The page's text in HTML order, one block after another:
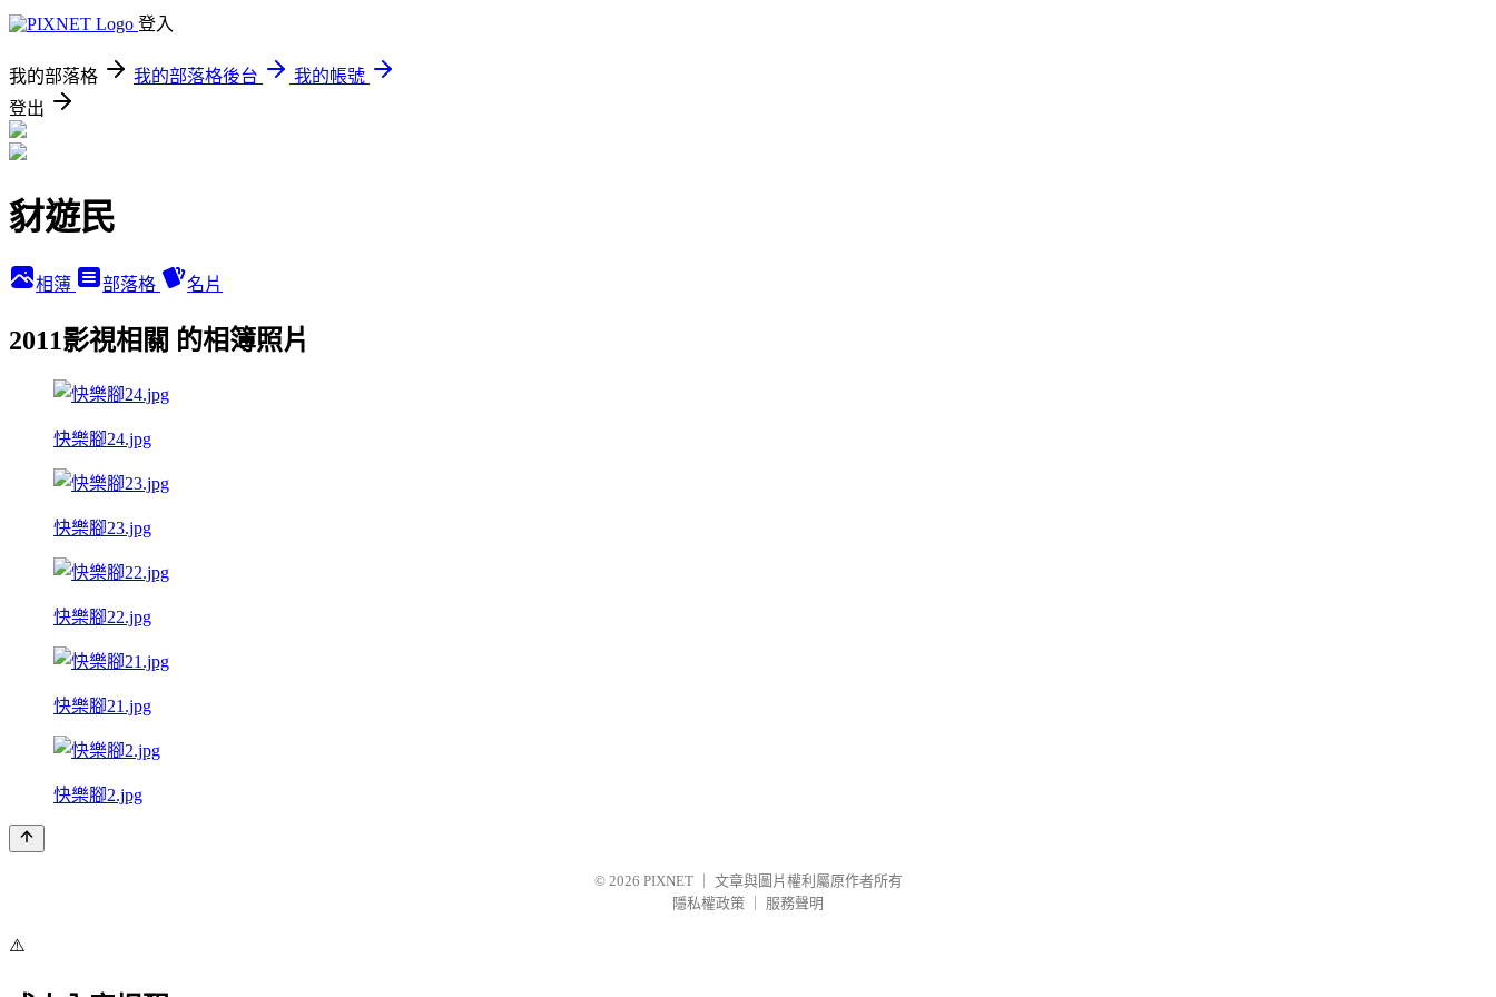
登入
我的部落格 我的部落格後台
我的帳號
登出
豺遊民
相簿 部落格 名片
2011影視相關 的相簿照片
快樂腳24.jpg
快樂腳23.jpg
快樂腳22.jpg
快樂腳21.jpg
快樂腳2.jpg
© 2026 PIXNET
文章與圖片權利屬原作者所有
隱私權政策
服務聲明
⚠️